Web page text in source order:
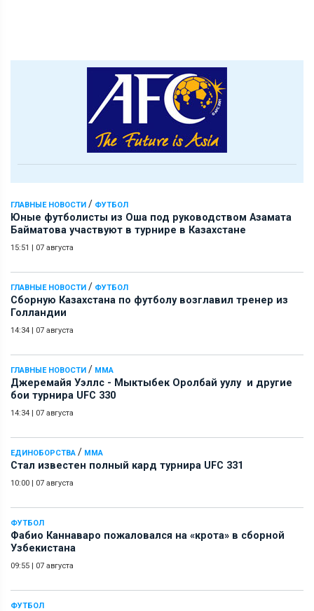
ГЛАВНЫЕ НОВОСТИ / ФУТБОЛ
Юные футболисты из Оша под руководством Азамата
Байматова участвуют в турнире в Казахстане
15:51 | 07 августа
ГЛАВНЫЕ НОВОСТИ / ФУТБОЛ
Сборную Казахстана по футболу возглавил тренер из
Голландии
14:34 | 07 августа
ГЛАВНЫЕ НОВОСТИ / ММА
Джеремайя Уэллс - Мыктыбек Оролбай уулу и другие
бои турнира UFC 330
14:34 | 07 августа
ЕДИНОБОРСТВА / ММА
Стал известен полный кард турнира UFC 331
10:00 | 07 августа
ФУТБОЛ
Фабио Каннаваро пожаловался на «крота» в сборной
Узбекистана
09:55 | 07 августа
ФУТБОЛ